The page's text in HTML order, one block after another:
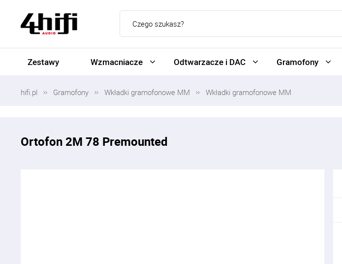
Zestawy Wzmacniacze Odtwarzacze i DAC Gramofony
hifi.pl Gramofony Wkładki gramofonowe MM Wkładki gramofonowe MM
Ortofon 2M 78 Premounted